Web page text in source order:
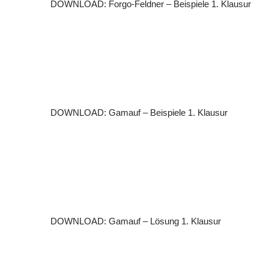
DOWNLOAD: Forgo-Feldner – Beispiele 1. Klausur
DOWNLOAD: Gamauf – Beispiele 1. Klausur
DOWNLOAD: Gamauf – Lösung 1. Klausur